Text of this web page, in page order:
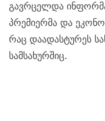
გავრცელდა
პრემიერმა და
რაც დაადასტურეს
სამსახურშიც.